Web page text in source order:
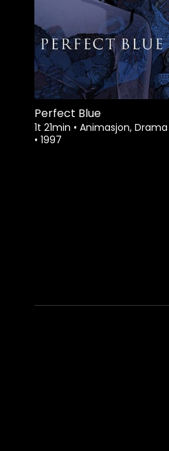
Perfect Blue
1t 21min • Animasjon, Drama
• 1997